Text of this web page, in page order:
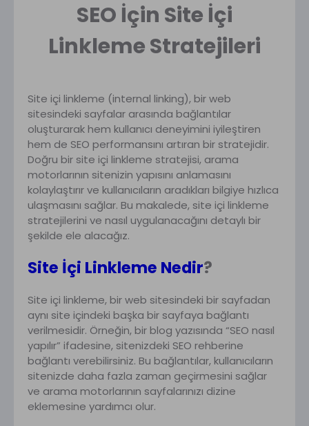
SEO İçin Site İçi
Linkleme Stratejileri
Site içi linkleme (internal linking), bir web
sitesindeki sayfalar arasında bağlantılar
oluşturarak hem kullanıcı deneyimini iyileştiren
hem de SEO performansını artıran bir stratejidir.
Doğru bir site içi linkleme stratejisi, arama
motorlarının sitenizin yapısını anlamasını
kolaylaştırır ve kullanıcıların aradıkları bilgiye hızlıca
ulaşmasını sağlar. Bu makalede, site içi linkleme
stratejilerini ve nasıl uygulanacağını detaylı bir
şekilde ele alacağız.
Site İçi Linkleme Nedir?
Site içi linkleme, bir web sitesindeki bir sayfadan
aynı site içindeki başka bir sayfaya bağlantı
verilmesidir. Örneğin, bir blog yazısında “SEO nasıl
yapılır” ifadesine, sitenizdeki SEO rehberine
bağlantı verebilirsiniz. Bu bağlantılar, kullanıcıların
sitenizde daha fazla zaman geçirmesini sağlar
ve arama motorlarının sayfalarınızı dizine
eklemesine yardımcı olur.